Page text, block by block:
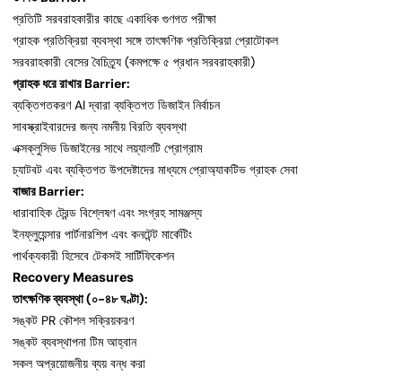
প্রতিটি সরবরাহকারীর কাছে একাধিক গুণগত পরীক্ষা
গ্রাহক প্রতিক্রিয়া ব্যবস্থা সঙ্গে তাৎক্ষণিক প্রতিক্রিয়া প্রোটোকল
সরবরাহকারী বেসের বৈচিত্র্য (কমপক্ষে ৫ প্রধান সরবরাহকারী)
গ্রাহক ধরে রাখার Barrier:
ব্যক্তিগতকরণ AI দ্বারা ব্যক্তিগত ডিজাইন নির্বাচন
সাবস্ক্রাইবারদের জন্য নমনীয় বিরতি ব্যবস্থা
এক্সক্লুসিভ ডিজাইনের সাথে লয়্যালটি প্রোগ্রাম
চ্যাটবট এবং ব্যক্তিগত উপদেষ্টাদের মাধ্যমে প্রোঅ্যাকটিভ গ্রাহক সেবা
বাজার Barrier:
ধারাবাহিক ট্রেন্ড বিশ্লেষণ এবং সংগ্রহ সামঞ্জস্য
ইনফ্লুয়েন্সার পার্টনারশিপ এবং কনটেন্ট মার্কেটিং
পার্থক্যকারী হিসেবে টেকসই সার্টিফিকেশন
Recovery Measures
তাৎক্ষণিক ব্যবস্থা (০-৪৮ ঘণ্টা):
সঙ্কট PR কৌশল সক্রিয়করণ
সঙ্কট ব্যবস্থাপনা টিম আহ্বান
সকল অপ্রয়োজনীয় ব্যয় বন্ধ করা